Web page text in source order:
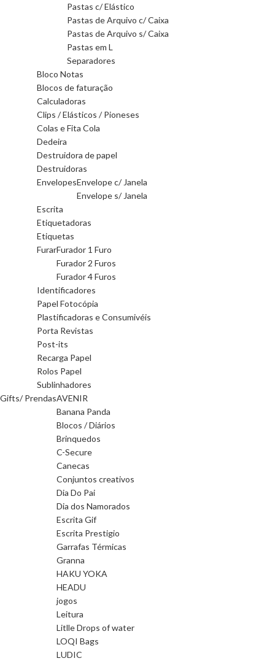
Pastas c/ Elástico
Pastas de Arquivo c/ Caixa
Pastas de Arquivo s/ Caixa
Pastas em L
Separadores
Bloco Notas
Blocos de faturação
Calculadoras
Clips / Elásticos / Pioneses
Colas e Fita Cola
Dedeira
Destruidora de papel
Destruidoras
EnvelopesEnvelope c/ Janela
Envelope s/ Janela
Escrita
Etiquetadoras
Etiquetas
FurarFurador 1 Furo
Furador 2 Furos
Furador 4 Furos
Identificadores
Papel Fotocópia
Plastificadoras e Consumivéis
Porta Revistas
Post-its
Recarga Papel
Rolos Papel
Sublinhadores
Gifts/ PrendasAVENIR
Banana Panda
Blocos / Diários
Brinquedos
C-Secure
Canecas
Conjuntos creativos
Dia Do Pai
Dia dos Namorados
Escrita Gif
Escrita Prestigio
Garrafas Térmicas
Granna
HAKU YOKA
HEADU
jogos
Leitura
Litlle Drops of water
LOQI Bags
LUDIC